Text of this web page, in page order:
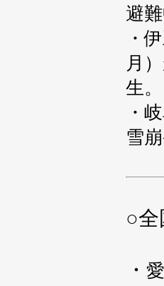
避難
・
月
生。
・
雪崩
○全
・